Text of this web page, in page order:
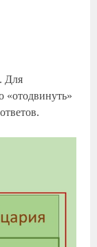
Для
«отодвинуть»